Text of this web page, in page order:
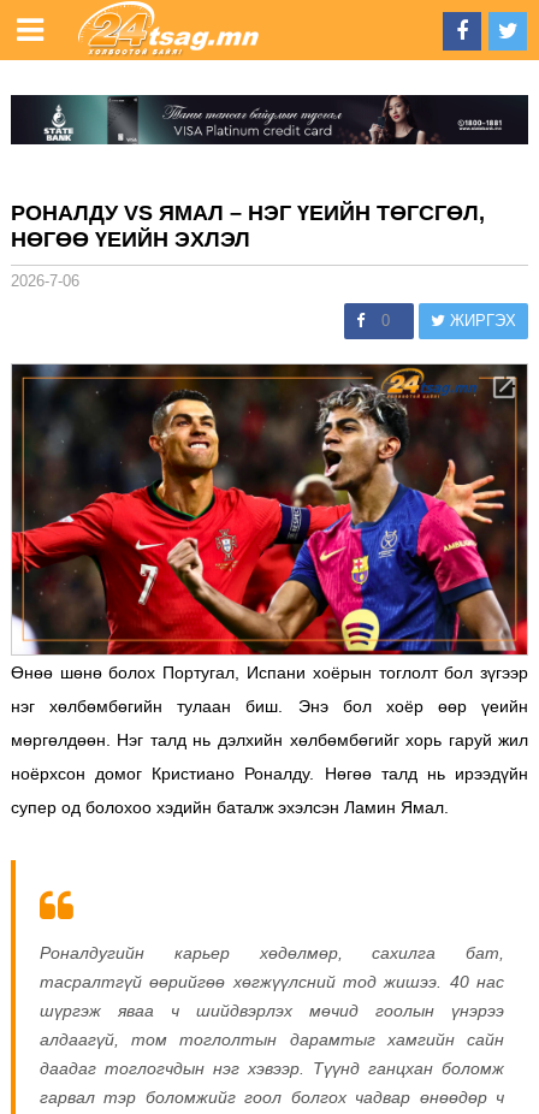
РОНАЛДУ VS ЯМАЛ – НЭГ ҮЕИЙН ТӨГСГӨЛ,
НӨГӨӨ ҮЕИЙН ЭХЛЭЛ
2026-7-06
0 ЖИРГЭХ
Өнөө шөнө болох Португал, Испани хоёрын тоглолт бол зүгээр
нэг хөлбөмбөгийн тулаан биш. Энэ бол хоёр өөр үеийн
мөргөлдөөн. Нэг талд нь дэлхийн хөлбөмбөгийг хорь гаруй жил
ноёрхсон домог Кристиано Роналду. Нөгөө талд нь ирээдүйн
супер од болохоо хэдийн баталж эхэлсэн Ламин Ямал.
Роналдугийн карьер хөдөлмөр, сахилга бат,
тасралтгүй өөрийгөө хөгжүүлсний тод жишээ. 40 нас
шүргэж яваа ч шийдвэрлэх мөчид гоолын үнэрээ
алдаагүй, том тоглолтын дарамтыг хамгийн сайн
даадаг тоглогчдын нэг хэвээр. Түүнд ганцхан боломж
гарвал тэр боломжийг гоол болгох чадвар өнөөдөр ч